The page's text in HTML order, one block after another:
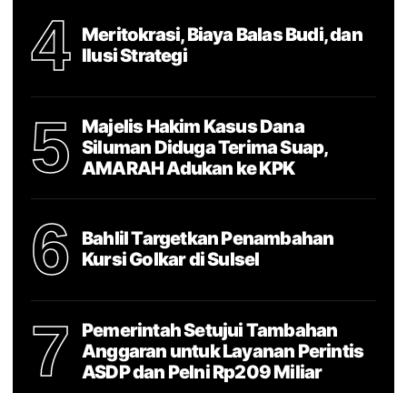
4
Meritokrasi, Biaya Balas Budi, dan
Ilusi Strategi
5
Majelis Hakim Kasus Dana
Siluman Diduga Terima Suap,
AMARAH Adukan ke KPK
6
Bahlil Targetkan Penambahan
Kursi Golkar di Sulsel
7
Pemerintah Setujui Tambahan
Anggaran untuk Layanan Perintis
ASDP dan Pelni Rp209 Miliar